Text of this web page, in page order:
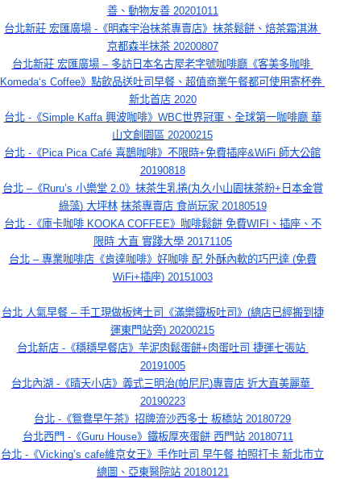
善、動物友善 20201011
台北新莊 宏匯廣場 -《明森宇治抹茶專賣店》抹茶鬆餅、焙茶霜淇淋
京都森半抹茶 20200807
台北新莊 宏匯廣場 – 多訪日本名古屋老字號咖啡廳《客美多咖啡
Komeda‘s Coffee》點飲品送吐司早餐、超值商業午餐都可使用寄杯券
新北首店 2020
台北 -《Simple Kaffa 興波咖啡》WBC世界冠軍、全球第一咖啡廳 華
山文創園區 20200215
台北 -《Pica Pica Café 喜鵲咖啡》不限時+免費插座&WiFi 師大公館
20190818
台北 –《Ruru’s 小樂堂 2.0》抹茶生乳捲(丸久小山園抹茶粉+ 日本金賞
綠藻) 大坪林 抹茶專賣店 食尚玩家 20180519
台北 -《庫卡咖啡 KOOKA COFFEE》咖啡鬆餅 免費WIFI、插座、不
限時 大直 實踐大學 20171105
台北 – 專業咖啡店《肯達咖啡》好咖啡 配 外酥內軟的巧巴達 (免費
WiFi+插座) 20151003
台北 人氣早餐 – 手工現做板烤土司《滿樂鐵板吐司》(總店已經搬到捷
運東門站旁) 20200215
台北新店 -《穩穩早餐店》芋泥肉鬆蛋餅+肉蛋吐司 捷運七張站
20191005
台北內湖 -《晴天小店》義式三明治(帕尼尼)專賣店 近大直美麗華
20190223
台北 -《鴛鴦早午茶》招牌流沙西多士 板橋站 20180729
台北西門 -《Guru House》鐵板厚夾蛋餅 西門站 20180711
台北 -《Vicking’s cafe維京女王》手作吐司 早午餐 拍照打卡 新北市立
總圖、亞東醫院站 20180121